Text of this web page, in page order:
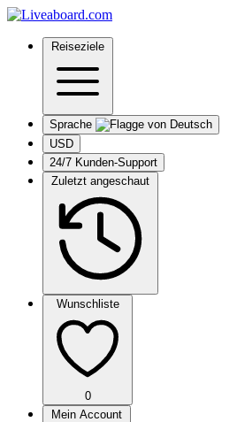
Reiseziele
Sprache
USD
24/7 Kunden-Support
Zuletzt angeschaut
Wunschliste
0
Mein Account